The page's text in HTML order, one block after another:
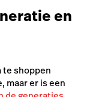
en
te shoppen
maar er is een